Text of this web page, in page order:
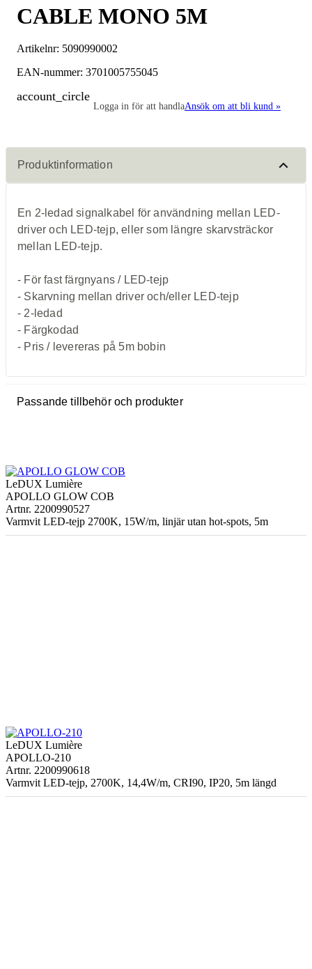
CABLE MONO 5M
Artikelnr: 5090990002
EAN-nummer: 3701005755045
account_circle
Logga in för att handlaAnsök om att bli kund »
Produktinformation
En 2-ledad signalkabel för användning mellan LED-
driver och LED-tejp, eller som längre skarvsträckor
mellan LED-tejp.
- För fast färgnyans / LED-tejp
- Skarvning mellan driver och/eller LED-tejp
- 2-ledad
- Färgkodad
- Pris / levereras på 5m bobin
Passande tillbehör och produkter
LeDUX Lumière
APOLLO GLOW COB
Artnr. 2200990527
Varmvit LED-tejp 2700K, 15W/m, linjär utan hot-spots, 5m
LeDUX Lumière
APOLLO-210
Artnr. 2200990618
Varmvit LED-tejp, 2700K, 14,4W/m, CRI90, IP20, 5m längd